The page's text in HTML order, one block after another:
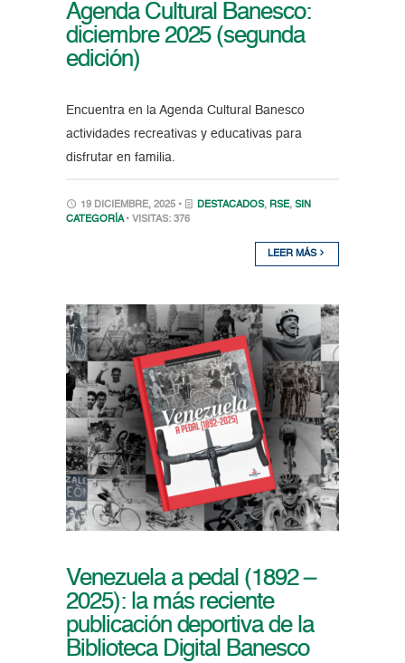
Agenda Cultural Banesco:
diciembre 2025 (segunda
edición)
Encuentra en la Agenda Cultural Banesco
actividades recreativas y educativas para
disfrutar en familia.
19 DICIEMBRE, 2025 • DESTACADOS, RSE, SIN
CATEGORÍA • VISITAS: 376
LEER MÁS
Venezuela a pedal (1892 –
2025): la más reciente
publicación deportiva de la
Biblioteca Digital Banesco